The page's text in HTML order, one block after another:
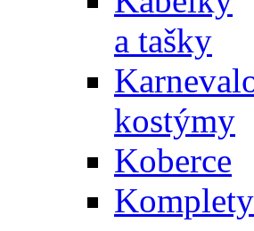
a tašky
kostýmy
Koberce
Komplety